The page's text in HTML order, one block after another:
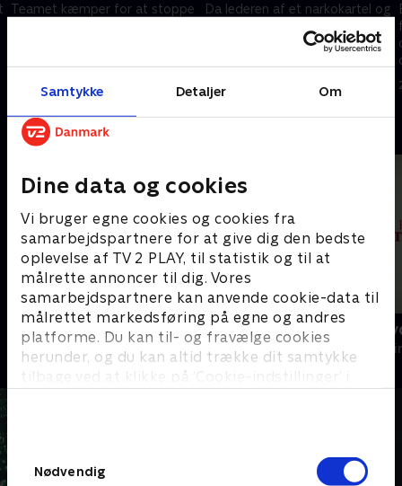
Samtykke Detaljer Om
Dine data og cookies
Vi bruger egne cookies og cookies fra
samarbejdspartnere for at give dig den bedste
oplevelse af TV 2 PLAY, til statistik og til at
målrette annoncer til dig. Vores
samarbejdspartnere kan anvende cookie-data til
målrettet markedsføring på egne og andres
platforme. Du kan til- og fravælge cookies
herunder, og du kan altid trække dit samtykke
tilbage ved at klikke på ’Cookie-indstillinger’ i
Nødvendig
Teamet kæmper for at stoppe
20. september 2022 • 44 min
Da lederen af et narkokartel og
mænd, Antonio Vargas, bliver
fare.
20. september 2022 • 41 min
Andre så også
Van der Valk
Krimi & Spænding • 4 sæsoner
Mord på
Krimi &